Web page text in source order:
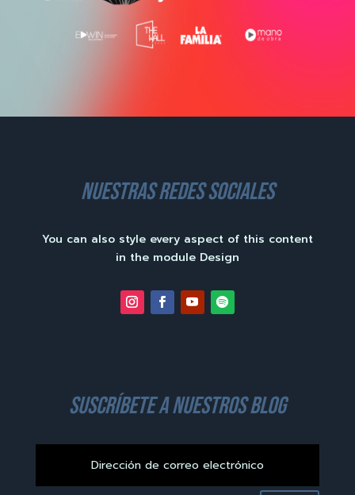
nuestras redes sociales
You can also style every aspect of this content
in the module Design
suscríbete a nuestros blog